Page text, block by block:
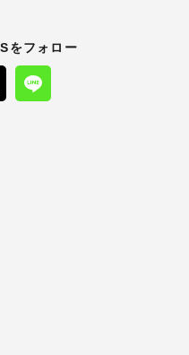
をフォロー